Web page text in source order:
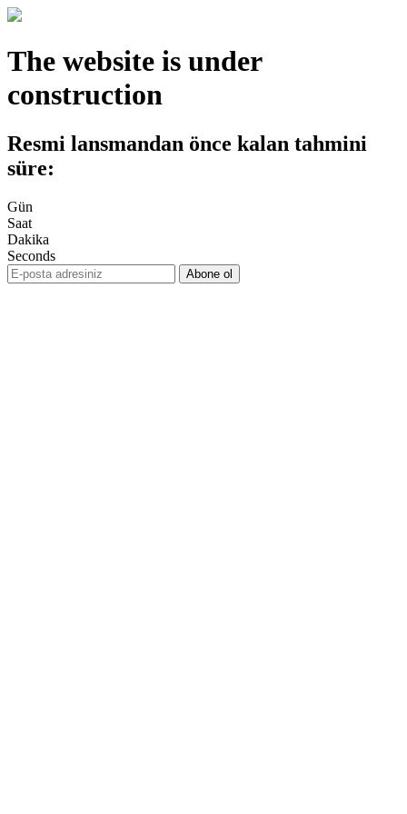
The website is under
construction
Resmi lansmandan önce kalan tahmini
süre:
Gün
Saat
Dakika
Seconds